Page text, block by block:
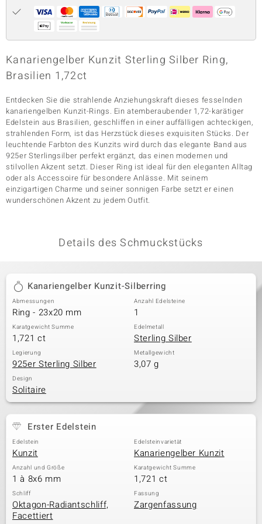
Classics
Kanariengelber Kunzit Sterling Silber Ring,
Brasilien 1,72ct
Entdecken Sie die strahlende Anziehungskraft dieses fesselnden
kanariengelben Kunzit-Rings. Ein atemberaubender 1,72-karätiger
Edelstein aus Brasilien, geschliffen in einer auffälligen achteckigen,
strahlenden Form, ist das Herzstück dieses exquisiten Stücks. Der
leuchtende Farbton des Kunzits wird durch das elegante Band aus
925er Sterlingsilber perfekt ergänzt, das einen modernen und
stilvollen Akzent setzt. Dieser Ring ist ideal für den eleganten Alltag
oder als Accessoire für besondere Anlässe. Mit seinem
einzigartigen Charme und seiner sonnigen Farbe setzt er einen
wunderschönen Akzent zu jedem Outfit.
Details des Schmuckstücks
Kanariengelber Kunzit-Silberring
Abmessungen
Ring - 23x20 mm
Anzahl Edelsteine
1
Karatgewicht Summe
1,721 ct
Edelmetall
Sterling Silber
Legierung
925er Sterling Silber
Metallgewicht
3,07 g
Design
Solitaire
Erster Edelstein
Edelstein
Kunzit
Edelsteinvarietät
Kanariengelber Kunzit
Anzahl und Größe
1 à 8x6 mm
Karatgewicht Summe
1,721 ct
Schliff
Oktagon-Radiantschliff,
Facettiert
Fassung
Zargenfassung